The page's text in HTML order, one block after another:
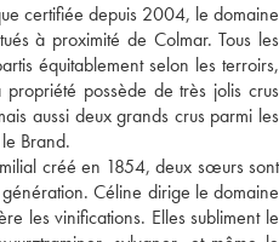
certifiée depuis 2004, le domaine
à proximité de Colmar. Tous les
équitablement selon les terroirs,
possède de très jolis crus
aussi deux grands crus parmi les
Brand.
créé en 1854, deux sœurs sont
Céline dirige le domaine
les vinifications. Elles subliment le